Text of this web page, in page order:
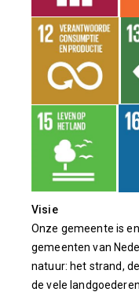
Visie
Onze gemeente is
gemeenten van
natuur: het strand,
de vele